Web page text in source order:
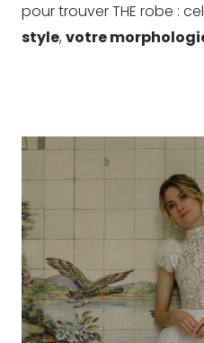
pour trouver THE robe :
style, votre